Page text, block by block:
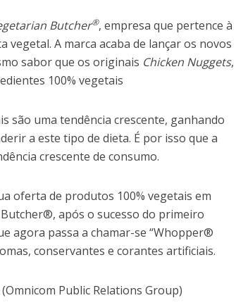
Butcher®, empresa que pertence à
A marca acaba de lançar os novos
sabor que os originais Chicken Nuggets,
100% vegetais
são uma tendência crescente, ganhando
a este tipo de dieta. É por isso que a
crescente de consumo.
oferta de produtos 100% vegetais em
após o sucesso do primeiro
agora passa a chamar-se “Whopper®
conservantes e corantes artificiais.
Public Relations Group)